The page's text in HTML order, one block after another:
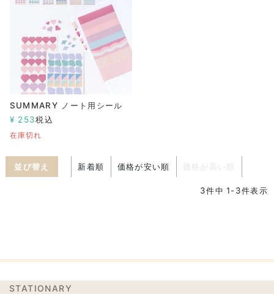
SUMMARY ノート用シール
¥ 253税込
在庫切れ
並び替え 新着順 価格が安い順 価格が高い順
3件中 1-3件表示
STATIONARY